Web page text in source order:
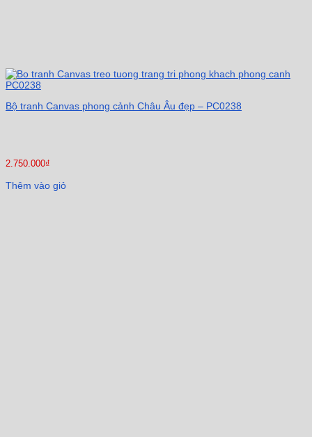
Bộ tranh Canvas phong cảnh Châu Âu đẹp – PC0238
2.750.000₫
Thêm vào giỏ